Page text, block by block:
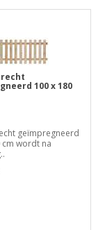
100 x 180
geïmpregneerd
cm wordt na